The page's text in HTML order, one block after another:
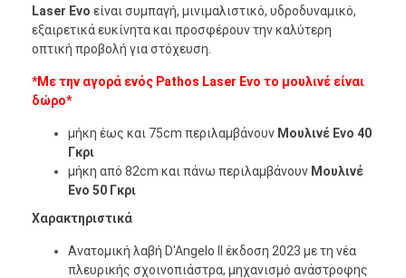
Laser Evo είναι συμπαγή, μινιμαλιστικό, υδροδυναμικό,
εξαιρετικά ευκίνητα και προσφέρουν την καλύτερη
οπτική προβολή για στόχευση.
*Με την αγορά ενός Pathos Laser Evo το μουλινέ είναι
δώρο*
μήκη έως και 75cm περιλαμβάνουν Μουλινέ Evo 40
Γκρι
μήκη από 82cm και πάνω περιλαμβάνουν Μουλινέ
Evo 50 Γκρι
Χαρακτηριστικά
Ανατομική λαβή D'Angelo II έκδοση 2023 με τη νέα
πλευρικής σχοινοπιάστρα, μηχανισμό ανάστροφης